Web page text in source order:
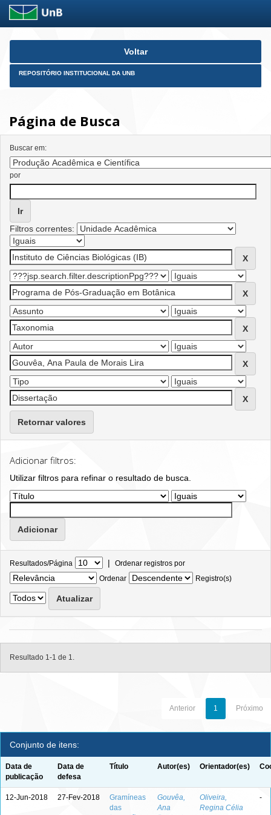
Skip
Voltar
REPOSITÓRIO INSTITUCIONAL DA UNB
Página de Busca
Buscar em:
por
Filtros correntes:
Retornar valores
Adicionar filtros:
Utilizar filtros para refinar o resultado de busca.
Resultados/Página | Ordenar registros por
Ordenar
Registro(s)
Resultado 1-1 de 1.
Anterior 1 Próximo
Conjunto de itens:
Data de
publicação
Data de
defesa
Título Autor(es) Orientador(es)
12-Jun-2018 27-Fev-2018
Gramíneas
das
Gouvêa,
Ana
Oliveira,
Regina Célia
-